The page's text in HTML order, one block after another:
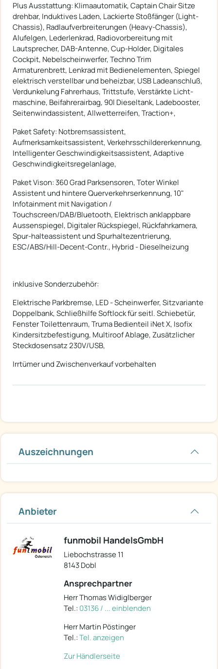
Plus Ausstattung: Klimaautomatik, Captain Chair Sitze
drehbar, Induktives Laden, Lackierte Stoßfänger (Light-
Chassis), Radlaufverbreiterungen (Heavy-Chassis),
Alufelgen, Lederlenkrad, Radiovorbereitung mit
Lautsprecher, DAB-Antenne, Cup-Holder, Digitales
Cockpit, Nebelscheinwerfer, Techno Trim
Armaturenbrett, Lenkrad mit Bedienelementen, Spiegel
elektrisch verstellbar und beheizbar, USB Ladeanschluß,
Verdunkelung Fahrerhaus, Trittstufe, Verstärkte Licht-
maschine, Beifahrerairbag, 90l Dieseltank, Ladebooster,
Seitenwindassistent, Allwetterreifen, Traction+,
Paket Safety: Notbremsassistent,
Aufmerksamkeitsassistent, Verkehrsschildererkennung,
Intelligenter Geschwindigkeitsassistent, Adaptive
Geschwindigkeitsregelanlage,
Paket Vison: 360 Grad Parksensoren, Toter Winkel
Assistent und hintere Querverkehrserkennung, 10"
Infotainment mit Navigation /
Touchscreen/DAB/Bluetooth, Elektrisch anklappbare
Aussenspiegel, Digitaler Rückspiegel, Rückfahrkamera,
Spur-halteassistent und Spurhaltezentrierung,
ESC/ABS/Hill-Decent-Contr., Hybrid - Dieselheizung
inklusive Sonderzubehör:
Elektrische Parkbremse, LED - Scheinwerfer, Sitzvariante
Doppelbank, Schließhilfe Softlock für seitl. Schiebetür,
Fenster Toilettenraum, Truma Bedienteil iNet X, Isofix
Kindersitzbefestigung, Multiroof Ablage, Zusätzlicher
Steckdosensatz 230V/USB,
Irrtümer und Zwischenverkauf vorbehalten
Auszeichnungen
Anbieter
funmobil HandelsGmbH
Liebochstrasse 11
8143 Dobl
Ansprechpartner
Herr Thomas Widiglberger
Tel.: 03136 / ... einblenden
Herr Martin Pöstinger
Tel.:Tel. anzeigen
Zur Händlerseite